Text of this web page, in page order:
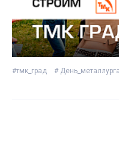
#тмк_град # День_металлурга